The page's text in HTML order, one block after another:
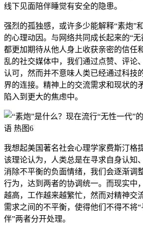
线下见面陪伴睡觉有安全的隐患。
强烈的孤独感，或许多少能解释“素炮”
的心理动因。与网络共同成长起来的“
都更加期待从他人身上收获亲密的信任
乱的社交媒体中，我们通过点赞、评论
认可，然而并不意味人类已经通过科技
界的连接。精神上的交流需求和现状的
陷入到更大的焦虑中。
我想起美国著名社会心理学家费斯汀格
该理论认为，人类总是在寻求自身认知
消除不平衡的负面情绪，我们会逐渐调
行为，达到两者的协调统一。而现实中
越高，工作越来越繁忙，然而对精神交
需求之间的不平衡，使得他们不得不将
伴”两者分开处理。